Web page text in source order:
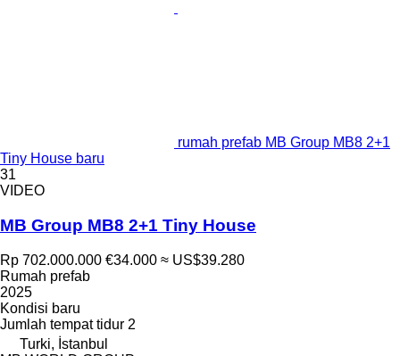
rumah prefab MB Group MB8 2+1
Tiny House baru
31
VIDEO
MB Group MB8 2+1 Tiny House
Rp 702.000.000 €34.000 ≈ US$39.280
Rumah prefab
2025
Kondisi baru
Jumlah tempat tidur 2
Turki, İstanbul